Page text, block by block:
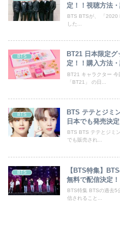
定！！視聴方法
BTS BTSが、 「2020
した...
BTS
BT21 日本限定
定！！購入方法
BT21 キャラクター 今
「BT21」 の日...
BTS
BTS テテとジミ
日本でも発売決
BTS BTS テテとジミ
でも販売され...
BTS
【BTS特集】
無料で配信決定
BTS特集 BTSの過去5
信されること...